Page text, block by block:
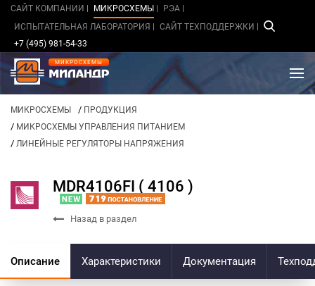
САЙТ КОМПАНИИ МИКРОСХЕМЫ
РЭА
ИСПЫТАТЕЛЬНАЯ ЛАБОРАТОРИЯ
САЙТ ТЕХПОДДЕРЖКИ
+7 (495) 981-54-33
МИКРОСХЕМЫ
МИКРОСХЕМЫ / ПРОДУКЦИЯ
/ МИКРОСХЕМЫ УПРАВЛЕНИЯ ПИТАНИЕМ
/ ЛИНЕЙНЫЕ РЕГУЛЯТОРЫ НАПРЯЖЕНИЯ
MDR4106FI ( 4106 )
Назад в раздел
Описание Характеристики Документация